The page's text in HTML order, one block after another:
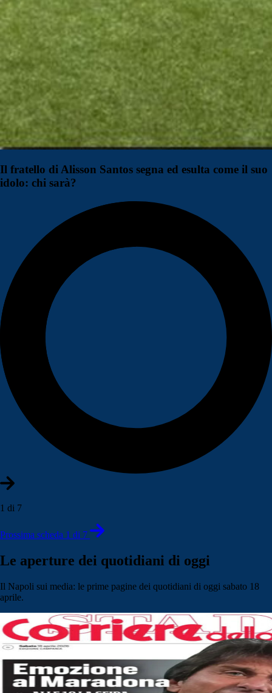
Il fratello di Alisson Santos segna ed esulta come il suo
idolo: chi sarà?
1 di 7
Prossima scheda 1 di 7
Le aperture dei quotidiani di oggi
Il Napoli sui media: le prime pagine dei quotidiani di oggi sabato 18
aprile.